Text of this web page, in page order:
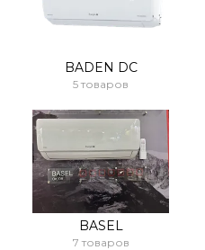
BADEN DC
5 товаров
BASEL
7 товаров